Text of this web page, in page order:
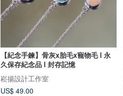
【紀念手鍊】骨灰x胎毛x寵物毛 l 永
久保存紀念品 l 封存記憶
崧揚設計工作室
US$ 49.00